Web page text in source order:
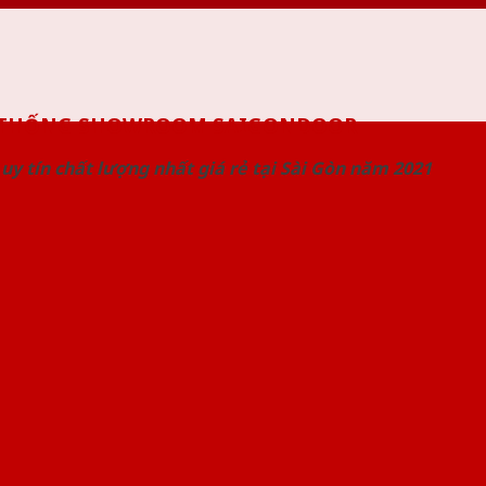
SHOWROOM SAIGONDOOR
tín chất lượng nhất giá rẻ tại Sài Gòn năm 2021